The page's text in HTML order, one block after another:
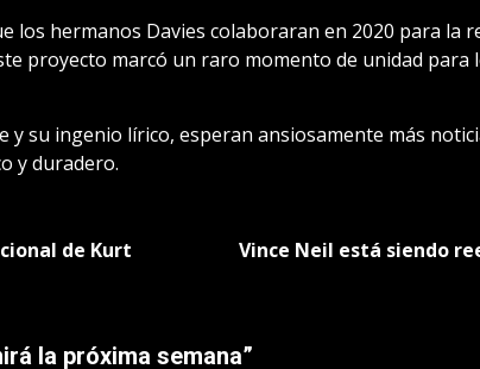
los hermanos Davies colaboraran en 2020 para la
proyecto marcó un raro momento de unidad para
su ingenio lírico, esperan ansiosamente más
y duradero.
de Kurt
Vince Neil está siendo
la próxima semana”